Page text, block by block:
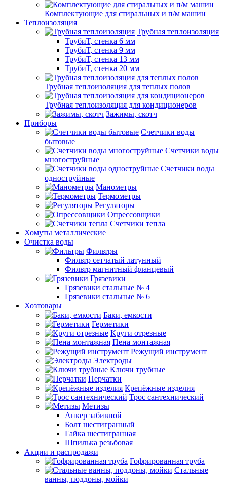
Комплектующие для стиральных и п/м машин
Теплоизоляция
Трубная теплоизоляция
ТрубиТ, стенка 6 мм
ТрубиТ, стенка 9 мм
ТрубиТ, стенка 13 мм
ТрубиТ, стенка 20 мм
Трубная теплоизоляция для теплых полов
Трубная теплоизоляция для кондиционеров
Зажимы, скотч
Приборы
Счетчики воды
бытовые
Счетчики воды
многоструйные
Счетчики воды
одноструйные
Манометры
Термометры
Регуляторы
Опрессовщики
Счетчики тепла
Хомуты металлические
Очистка воды
Фильтры
Фильтр сетчатый латунный
Фильтр магнитный фланцевый
Грязевики
Грязевики стальные № 4
Грязевики стальные № 6
Хозтовары
Баки, емкости
Герметики
Круги отрезные
Пена монтажная
Режущий инструмент
Электроды
Ключи трубные
Перчатки
Крепёжные изделия
Трос сантехнический
Метизы
Анкер забивной
Болт шестигранный
Гайка шестигранная
Шпилька резьбовая
Акции и распродажи
Гофрированная труба
Стальные
ванны, поддоны, мойки